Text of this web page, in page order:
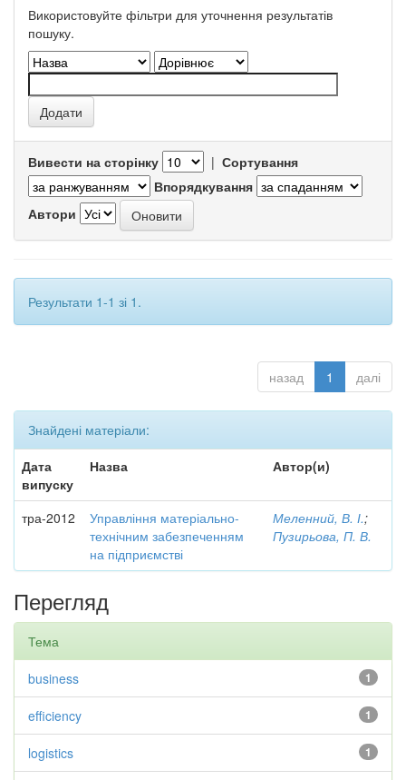
Використовуйте фільтри для уточнення результатів
пошуку.
Вивести на сторінку | Сортування
Впорядкування
Автори
Результати 1-1 зі 1.
назад 1 далі
Знайдені матеріали:
Дата
випуску
Назва Автор(и)
тра-2012
Управління матеріально-
технічним забезпеченням
на підприємстві
Меленний, В. І.;
Пузирьова, П. В.
Перегляд
Тема
1
business
1
efficiency
1
logistics